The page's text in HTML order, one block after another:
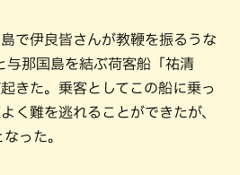
で伊良皆さんが教鞭を振るうな
与那国島を結ぶ荷客船「祐清
きた。乗客としてこの船に乗っ
く難を逃れることができたが、
った。